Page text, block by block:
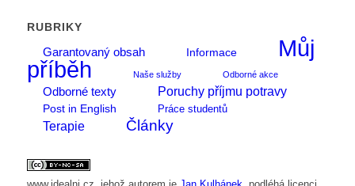
RUBRIKY
Garantovaný obsah
Informace
Můj
příběh
Naše služby Odborné akce
Odborné texty Poruchy příjmu potravy
Post in English Práce studentů
Terapie Články
www.idealni.cz , jehož autorem je Jan Kulhánek , podléhá licenci